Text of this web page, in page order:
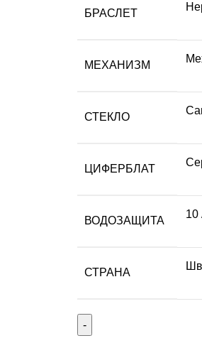
БРАСЛЕТ
МЕХАНИЗМ
СТЕКЛО
ЦИФЕРБЛАТ
ВОДОЗАЩИТА
10
СТРАНА